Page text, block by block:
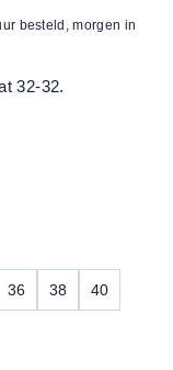
besteld, morgen in
32-32.
36 38 40